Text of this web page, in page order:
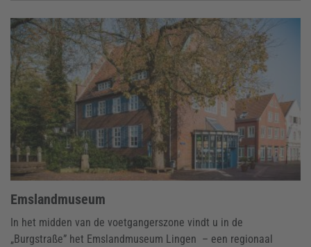
Emslandmuseum
In het midden van de voetgangerszone vindt u in de
„Burgstraße” het Emslandmuseum Lingen – een regionaal